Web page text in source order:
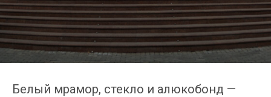
Белый мрамор, стекло и алюкобонд —